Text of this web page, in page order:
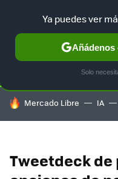
SELECCIÓN GAMING
HOY SE HABLA DE
Mercado Libre IA
Tweetdeck de
Ya puedes ver
Añádenos
Solo